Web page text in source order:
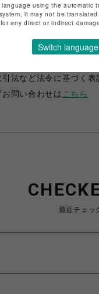
JUSTIN DAVIS
名古屋PARCO
法など法令に基づく表
お問い合わせは こちら
最近チェッ
using the automatic
it may not be
any direct or indirect
Switch language